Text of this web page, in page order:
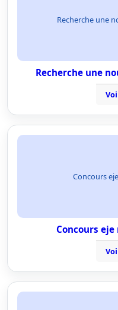
Recherche une
Recherche une
Concours
Concours